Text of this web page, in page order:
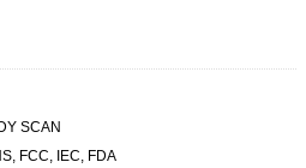
SCAN
FCC, IEC, FDA